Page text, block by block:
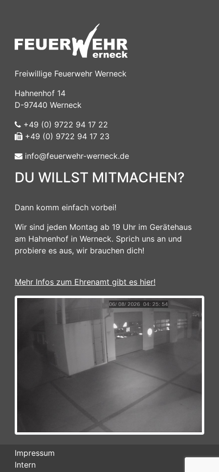
Freiwillige Feuerwehr Werneck
Hahnenhof 14
D-97440 Werneck
+49 (0) 9722 94 17 22
+49 (0) 9722 94 17 23
info@feuerwehr-werneck.de
DU WILLST MITMACHEN?
Dann komm einfach vorbei!
Wir sind jeden Montag ab 19 Uhr im Gerätehaus
am Hahnenhof in Werneck. Sprich uns an und
probiere es aus, wir brauchen dich!
Mehr Infos zum Ehrenamt gibt es hier!
Impressum
Intern